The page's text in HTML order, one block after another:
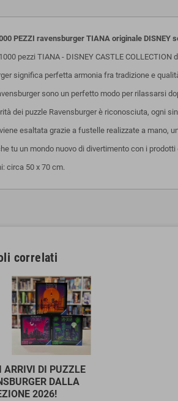
PEZZI ravensburger TIANA originale DISNEY
pezzi TIANA - DISNEY CASTLE COLLECTION
significa perfetta armonia fra tradizione e
sono un perfetto modo per rilassarsi
dei puzzle Ravensburger è riconosciuta, ogni
esaltata grazie a fustelle realizzate a mano,
tu un mondo nuovo di divertimento con i
circa 50 x 70 cm.
correlati
ARRIVI DI PUZZLE
DALLA
2026!